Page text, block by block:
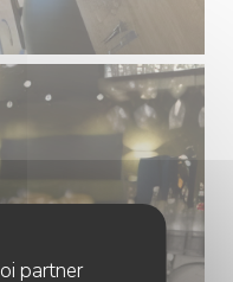
partner